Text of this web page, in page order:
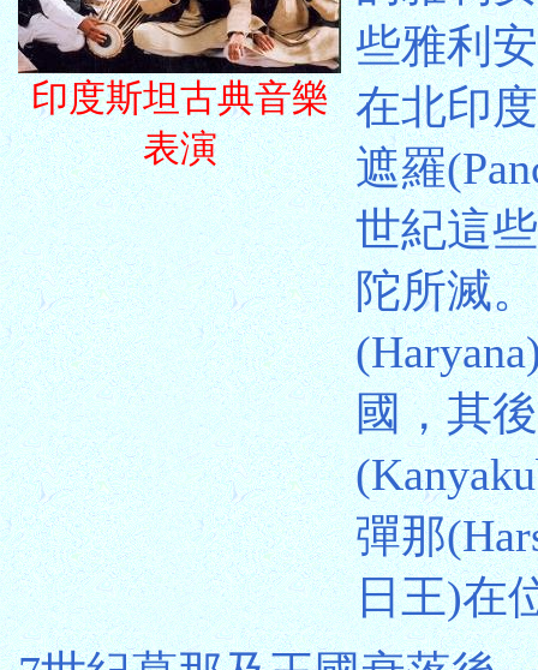
印度斯坦古典音樂
表演
些雅利
在北印
遮羅
世紀這
陀所滅
國，其
彈那
日王)在